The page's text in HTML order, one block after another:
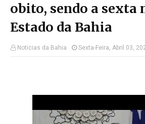
obito, sendo a sexta
Estado da Bahia
Noticias da Bahia Sexta-Feira, Abril 03,